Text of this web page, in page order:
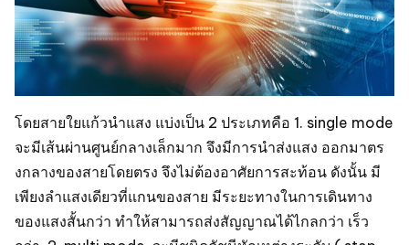
โดยสายใยแก้วนำแสง แบ่งเป็น 2 ประเภทคือ 1. single mode
จะมีเส้นผ่านศูนย์กลางเล็กมาก จึงมีการนำส่งแสง ออกมาตร
งกลางของสายโดยตรง จึงไม่ต้องอาศัยการสะท้อน ดังนั้น มี
เพียงลำแสงเดียวที่แกนของสาย มีระยะทางในการเดินทาง
ของแสงสั้นกว่า ทำให้สามารถส่งสัญญาณได้ไกลกว่า เร็ว